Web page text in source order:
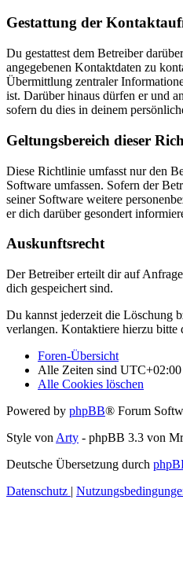
Gestattung der
Du gestattest dem Betreiber
angegebenen Kontaktdaten zu
Übermittlung zentraler
ist. Darüber hinaus dürfen er und
sofern du dies in deinem
Geltungsbereich dieser
Diese Richtlinie umfasst nur den
Software umfassen. Sofern der
seiner Software weitere
er dich darüber gesondert
Auskunftsrecht
Der Betreiber erteilt dir auf
dich gespeichert sind.
Du kannst jederzeit die Löschung
verlangen. Kontaktiere hierzu bitte
Foren-Übersicht
Alle Zeiten sind UTC+02:00
Alle Cookies löschen
Powered by phpBB® Forum
Style von Arty - phpBB 3.3 von
Deutsche Übersetzung durch
Datenschutz |